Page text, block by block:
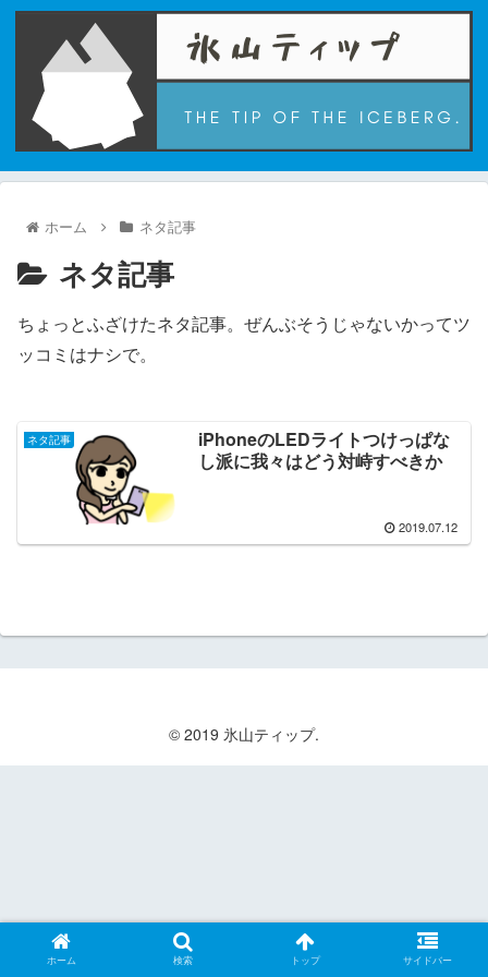
ホーム ネタ記事
ネタ記事
ちょっとふざけたネタ記事。ぜんぶそうじゃないかってツ
ッコミはナシで。
ネタ記事
iPhoneのLEDライトつけっぱな
し派に我々はどう対峙すべきか
2019.07.12
© 2019 氷山ティップ.
ホーム 検索 トップ サイドバー